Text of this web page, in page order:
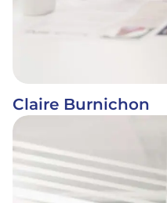
Claire Burnichon